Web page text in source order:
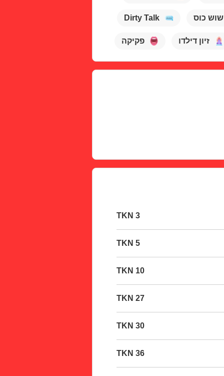
כוס Dirty Talk
זיון דילדו פקיקה
3 TKN
5 TKN
10 TKN
27 TKN
30 TKN
36 TKN